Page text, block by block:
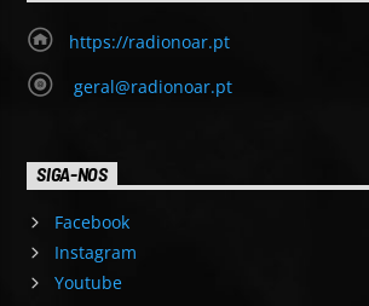
https://radionoar.pt
geral@radionoar.pt
SIGA-NOS
Facebook
Instagram
Youtube